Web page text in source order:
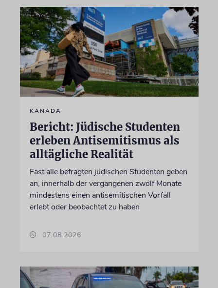
KANADA
Bericht: Jüdische Studenten
erleben Antisemitismus als
alltägliche Realität
Fast alle befragten jüdischen Studenten geben
an, innerhalb der vergangenen zwölf Monate
mindestens einen antisemitischen Vorfall
erlebt oder beobachtet zu haben
07.08.2026